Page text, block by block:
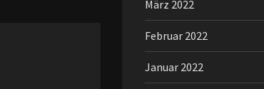
März 2022
Februar 2022
Januar 2022